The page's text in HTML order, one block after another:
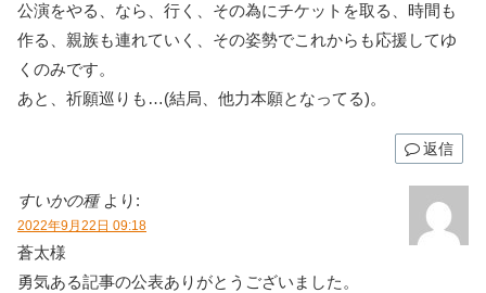
公演をやる、なら、行く、その為にチケットを取る、時間も
作る、親族も連れていく、その姿勢でこれからも応援してゆ
くのみです。
あと、祈願巡りも…(結局、他力本願となってる)。
返信
すいかの種 より:
2022年9月22日 09:18
蒼太様
勇気ある記事の公表ありがとうございました。